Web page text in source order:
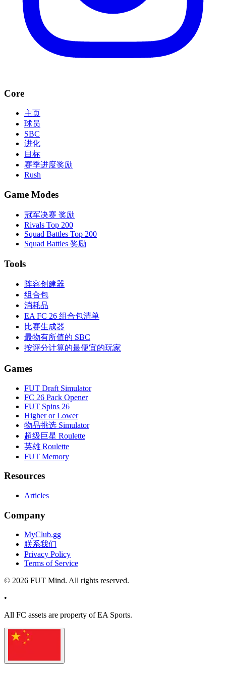
Core
主页
球员
SBC
进化
目标
赛季进度奖励
Rush
Game Modes
冠军决赛 奖励
Rivals Top 200
Squad Battles Top 200
Squad Battles 奖励
Tools
阵容创建器
组合包
消耗品
EA FC 26 组合包清单
比赛生成器
最物有所值的 SBC
按评分计算的最便宜的玩家
Games
FUT Draft Simulator
FC 26 Pack Opener
FUT Spins 26
Higher or Lower
物品挑选 Simulator
超级巨星 Roulette
英雄 Roulette
FUT Memory
Resources
Articles
Company
MyClub.gg
联系我们
Privacy Policy
Terms of Service
© 2026 FUT Mind. All rights reserved.
•
All FC assets are property of EA Sports.